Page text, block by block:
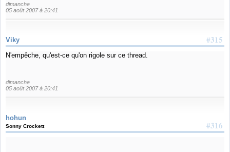
dimanche
05 août 2007 à 20:41
#315
Viky
N'empêche, qu'est-ce qu'on rigole sur ce thread.
dimanche
05 août 2007 à 20:41
hohun
#316
Sonny Crockett